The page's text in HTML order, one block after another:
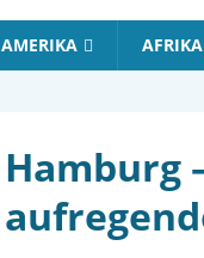
AMERIKA AFRIKA
Hamburg